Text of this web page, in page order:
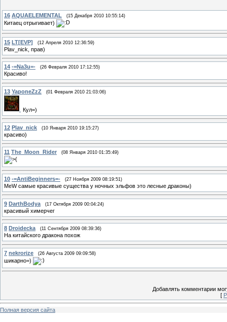
16 AQUAELEMENTAL (15 Декабря 2010 10:55:14)
Китаец отрыгивает)
15 LT[EVP] (12 Апреля 2010 12:36:59)
Plav_nick, прав)
14 -=Na3u=- (26 Февраля 2010 17:12:55)
Красиво!
13 YaponeZzZ (01 Февраля 2010 21:03:06)
Кул=)
12 Plav_nick (10 Января 2010 19:15:27)
красиво)
11 The_Moon_Rider (08 Января 2010 01:35:49)
10 -=AntiBeginners=- (27 Ноября 2009 08:19:51)
MeW самые красивые существа у ночных эльфов это лесные драконы)
9 DarthBodya (17 Октября 2009 00:04:24)
красивый химерчег
8 Droidecka (11 Сентября 2009 08:39:36)
На китайского дракона похож
7 nekrorize (26 Августа 2009 09:09:58)
шикарно=)
Добавлять комментарии
[
Полная версия сайта